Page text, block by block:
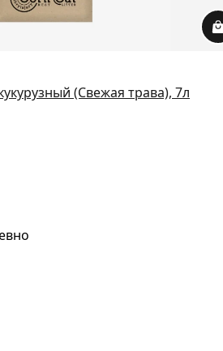
(Свежая трава), 7л